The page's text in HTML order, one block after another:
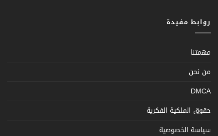
روابط مفيدة
مهمتنا
من نحن
DMCA
حقوق الملكية الفكرية
سياسة الخصوصية